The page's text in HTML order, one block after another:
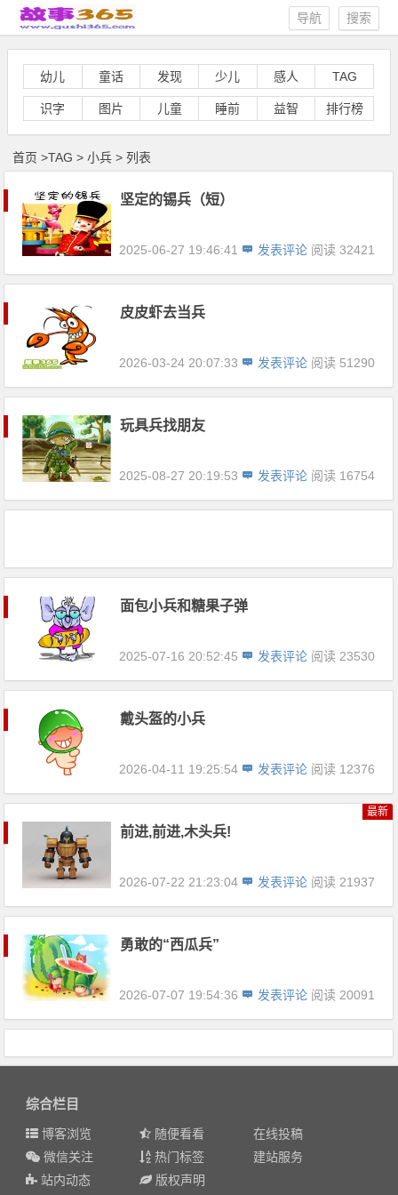
搜索
导航
幼儿 童话 发现 少儿 感人 TAG
识字 图片 儿童 睡前 益智 排行榜
首页 >TAG >小兵 > 列表
坚定的锡兵（短）
2025-06-27 19:46:41 发表评论 阅读 32421
皮皮虾去当兵
2026-03-24 20:07:33 发表评论 阅读 51290
玩具兵找朋友
2025-08-27 20:19:53 发表评论 阅读 16754
面包小兵和糖果子弹
2025-07-16 20:52:45 发表评论 阅读 23530
戴头盔的小兵
2026-04-11 19:25:54 发表评论 阅读 12376
前进,前进,木头兵!
最新
2026-07-22 21:23:04 发表评论 阅读 21937
勇敢的“西瓜兵”
2026-07-07 19:54:36 发表评论 阅读 20091
综合栏目
博客浏览 随便看看
在线投稿
微信关注
热门标签
建站服务
站内动态
版权声明